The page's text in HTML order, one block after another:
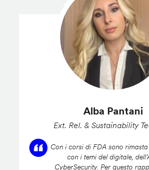
Alba Pantani
Ext. Rel. & Sustainability
Con i corsi di FDA sono
con i temi del digitale,
CyberSecurity. Per questo